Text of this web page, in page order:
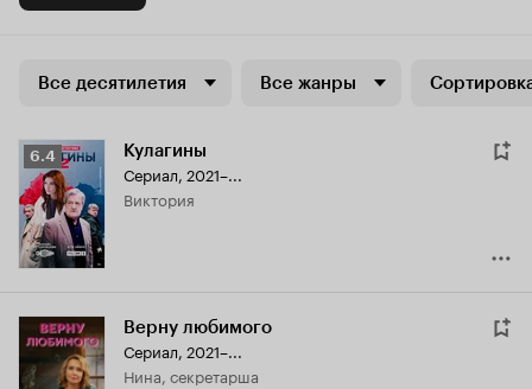
Все десятилетия Все жанры
Рейтинг
Кинопоиска
6.4
6.4 Кулагины
Сериал, 2021–...
Виктория
Верну любимого
Сериал, 2021–...
Нина, секретарша